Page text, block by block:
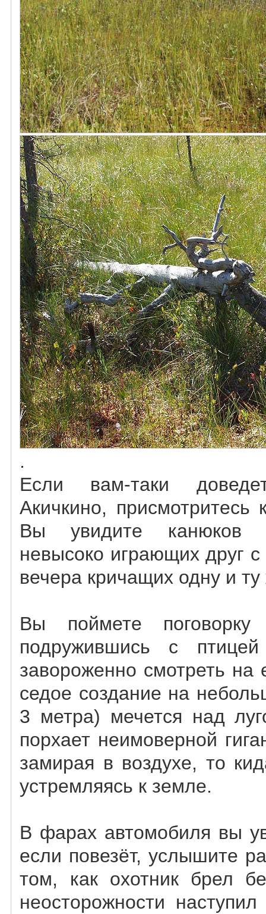
.
Если вам-таки
Акичкино,
Вы увидите канюков
невысоко играющих друг
вечера кричащих одну и
Вы поймете
подружившись с
завороженно смотреть на
седое создание на
3 метра) мечется над
порхает неимоверной
замирая в воздухе, то
устремляясь к земле.
В фарах автомобиля вы
если повезёт, услышите
том, как охотник брел
неосторожности